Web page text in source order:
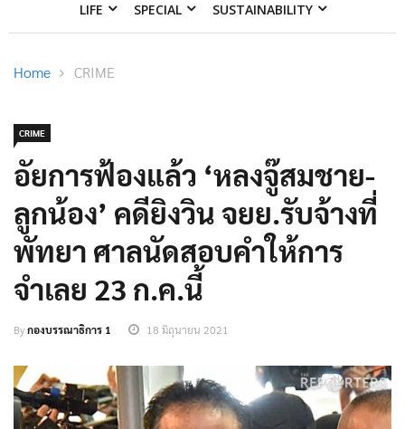
LIFE SPECIAL SUSTAINABILITY
Home CRIME
CRIME
อัยการฟ้องแล้ว ‘หลงจู๊สมชาย-
ลูกน้อง’ คดียิงวิน จยย.รับจ้างที่
พัทยา ศาลนัดสอบคำให้การ
จำเลย 23 ก.ค.นี้
Byกองบรรณาธิการ 1 18 มิถุนายน 2021